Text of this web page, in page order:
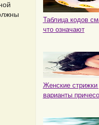
Таблица кодов
что означают
Женские стрижки
варианты